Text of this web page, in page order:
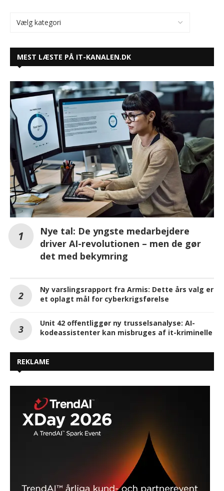
MEST LÆSTE PÅ IT-KANALEN.DK
Nye tal: De yngste medarbejdere
driver AI-revolutionen – men de gør
det med bekymring
Ny varslingsrapport fra Armis: Dette års valg er
et oplagt mål for cyberkrigsførelse
Unit 42 offentliggør ny trusselsanalyse: AI-
kodeassistenter kan misbruges af it-kriminelle
REKLAME